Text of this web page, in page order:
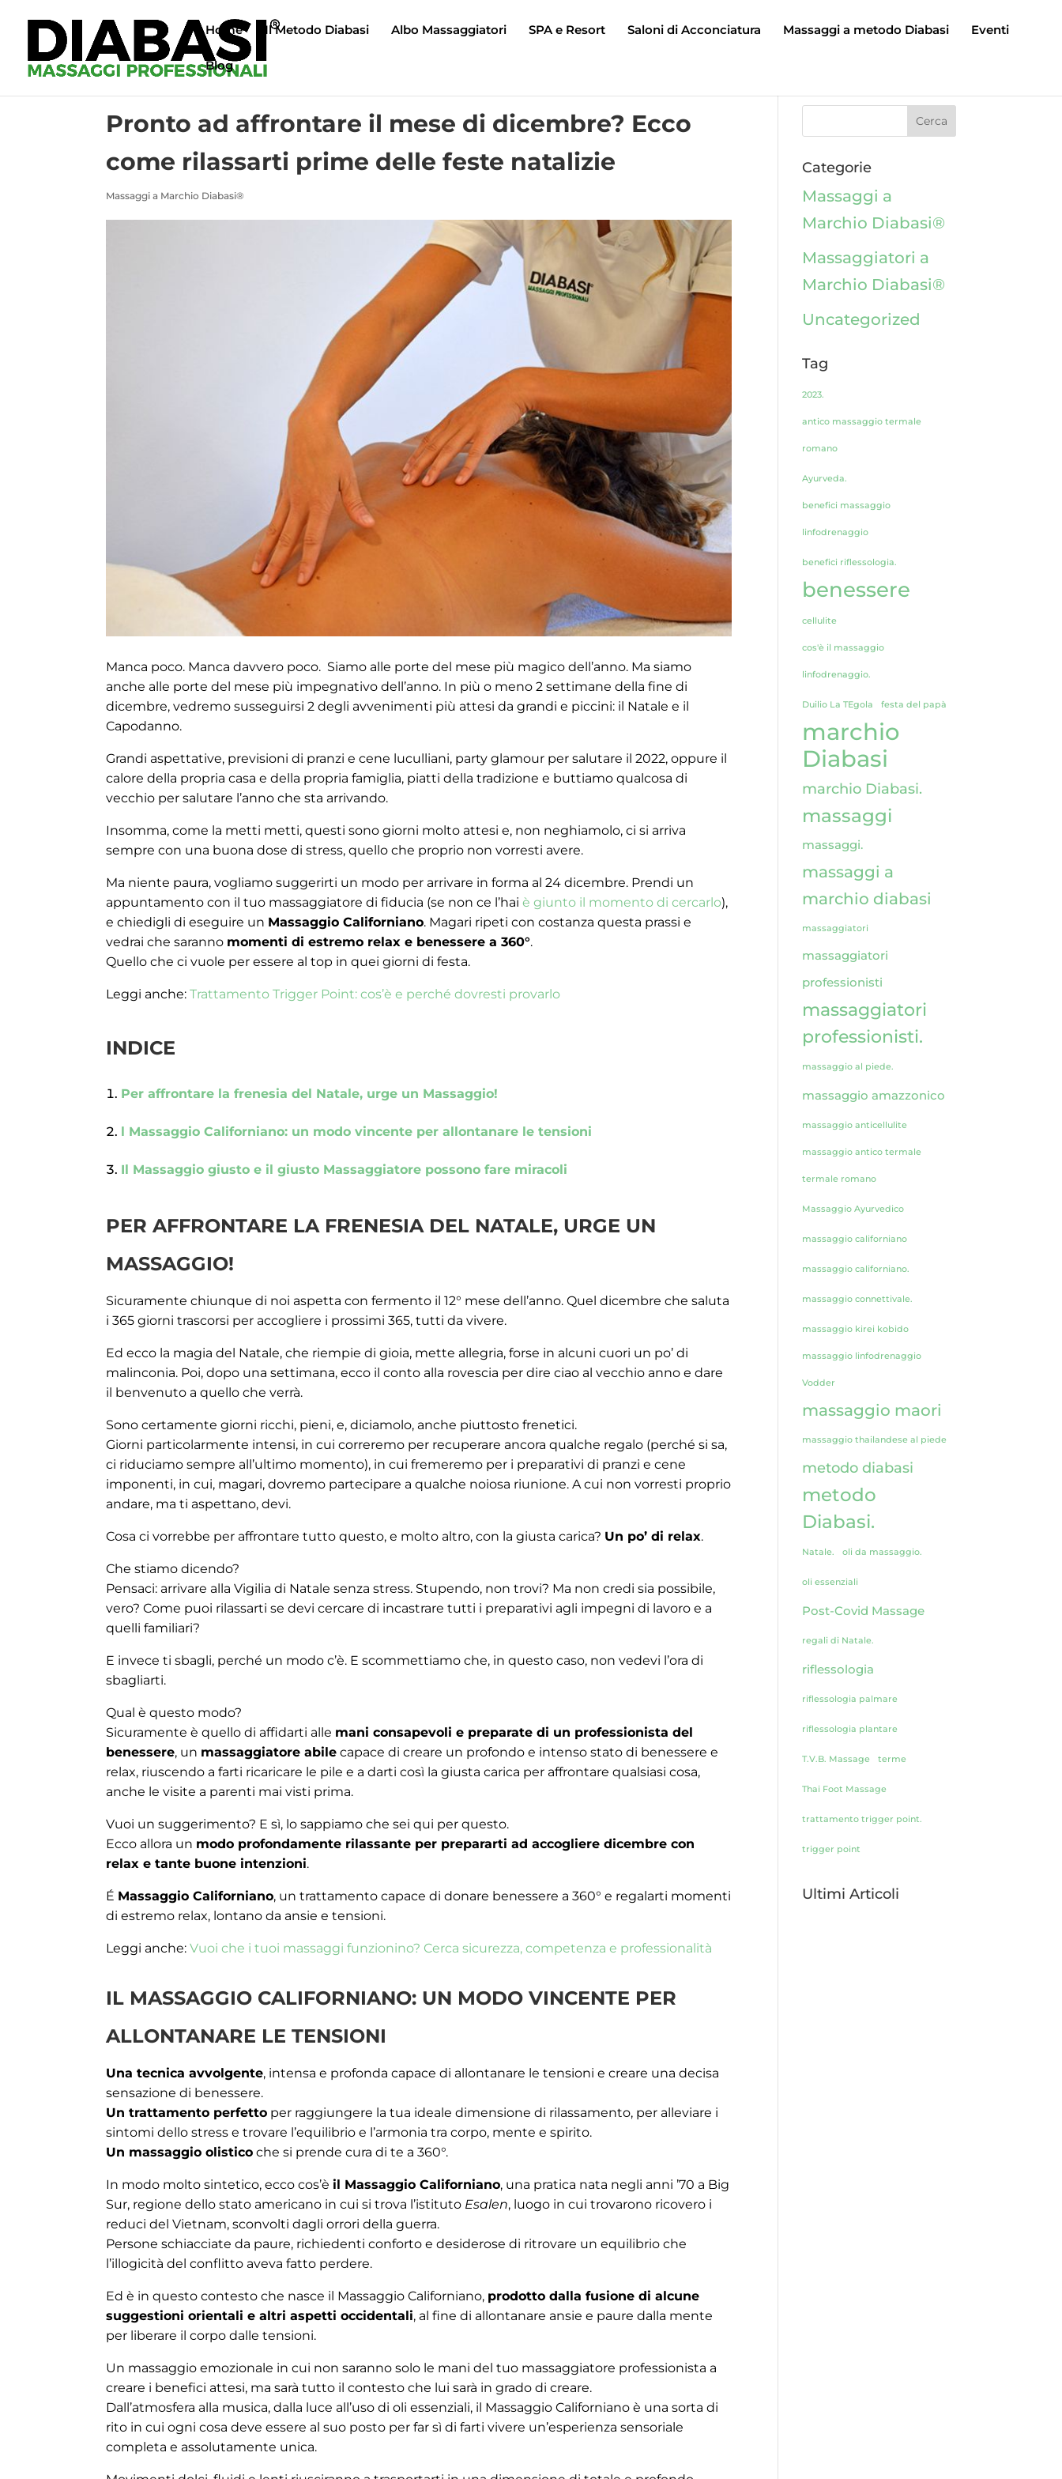
Home Il Metodo Diabasi Albo Massaggiatori SPA e Resort Saloni di Acconciatura Massaggi a metodo Diabasi Eventi
Blog
Pronto ad affrontare il mese di dicembre? Ecco
come rilassarti prime delle feste natalizie
Massaggi a Marchio Diabasi®
Manca poco. Manca davvero poco. Siamo alle porte del mese più magico dell’anno. Ma siamo
anche alle porte del mese più impegnativo dell’anno. In più o meno 2 settimane della fine di
dicembre, vedremo susseguirsi 2 degli avvenimenti più attesi da grandi e piccini: il Natale e il
Capodanno.
Grandi aspettative, previsioni di pranzi e cene luculliani, party glamour per salutare il 2022, oppure il
calore della propria casa e della propria famiglia, piatti della tradizione e buttiamo qualcosa di
vecchio per salutare l’anno che sta arrivando.
Insomma, come la metti metti, questi sono giorni molto attesi e, non neghiamolo, ci si arriva
sempre con una buona dose di stress, quello che proprio non vorresti avere.
Ma niente paura, vogliamo suggerirti un modo per arrivare in forma al 24 dicembre. Prendi un
appuntamento con il tuo massaggiatore di fiducia (se non ce l’haiè giunto il momento di cercarlo),
e chiedigli di eseguire un Massaggio Californiano. Magari ripeti con costanza questa prassi e
vedrai che saranno momenti di estremo relax e benessere a 360°.
Quello che ci vuole per essere al top in quei giorni di festa.
Leggi anche:Trattamento Trigger Point: cos’è e perché dovresti provarlo
INDICE
Per affrontare la frenesia del Natale, urge un Massaggio!
l Massaggio Californiano: un modo vincente per allontanare le tensioni
Il Massaggio giusto e il giusto Massaggiatore possono fare miracoli
PER AFFRONTARE LA FRENESIA DEL NATALE, URGE UN
MASSAGGIO!
Sicuramente chiunque di noi aspetta con fermento il 12° mese dell’anno. Quel dicembre che saluta
i 365 giorni trascorsi per accogliere i prossimi 365, tutti da vivere.
Ed ecco la magia del Natale, che riempie di gioia, mette allegria, forse in alcuni cuori un po’ di
malinconia. Poi, dopo una settimana, ecco il conto alla rovescia per dire ciao al vecchio anno e dare
il benvenuto a quello che verrà.
Sono certamente giorni ricchi, pieni, e, diciamolo, anche piuttosto frenetici.
Giorni particolarmente intensi, in cui correremo per recuperare ancora qualche regalo (perché si sa,
ci riduciamo sempre all’ultimo momento), in cui fremeremo per i preparativi di pranzi e cene
imponenti, in cui, magari, dovremo partecipare a qualche noiosa riunione. A cui non vorresti proprio
andare, ma ti aspettano, devi.
Cosa ci vorrebbe per affrontare tutto questo, e molto altro, con la giusta carica? Un po’ di relax.
Che stiamo dicendo?
Pensaci: arrivare alla Vigilia di Natale senza stress. Stupendo, non trovi? Ma non credi sia possibile,
vero? Come puoi rilassarti se devi cercare di incastrare tutti i preparativi agli impegni di lavoro e a
quelli familiari?
E invece ti sbagli, perché un modo c’è. E scommettiamo che, in questo caso, non vedevi l’ora di
sbagliarti.
Qual è questo modo?
Sicuramente è quello di affidarti alle mani consapevoli e preparate di un professionista del
benessere, un massaggiatore abile capace di creare un profondo e intenso stato di benessere e
relax, riuscendo a farti ricaricare le pile e a darti così la giusta carica per affrontare qualsiasi cosa,
anche le visite a parenti mai visti prima.
Vuoi un suggerimento? E sì, lo sappiamo che sei qui per questo.
Ecco allora un modo profondamente rilassante per prepararti ad accogliere dicembre con
relax e tante buone intenzioni.
É Massaggio Californiano, un trattamento capace di donare benessere a 360° e regalarti momenti
di estremo relax, lontano da ansie e tensioni.
Leggi anche:Vuoi che i tuoi massaggi funzionino? Cerca sicurezza, competenza e professionalità
IL MASSAGGIO CALIFORNIANO: UN MODO VINCENTE PER
ALLONTANARE LE TENSIONI
Una tecnica avvolgente, intensa e profonda capace di allontanare le tensioni e creare una decisa
sensazione di benessere.
Un trattamento perfetto per raggiungere la tua ideale dimensione di rilassamento, per alleviare i
sintomi dello stress e trovare l’equilibrio e l’armonia tra corpo, mente e spirito.
Un massaggio olistico che si prende cura di te a 360°.
In modo molto sintetico, ecco cos’è il Massaggio Californiano, una pratica nata negli anni ’70 a Big
Sur, regione dello stato americano in cui si trova l’istituto Esalen, luogo in cui trovarono ricovero i
reduci del Vietnam, sconvolti dagli orrori della guerra.
Persone schiacciate da paure, richiedenti conforto e desiderose di ritrovare un equilibrio che
l’illogicità del conflitto aveva fatto perdere.
Ed è in questo contesto che nasce il Massaggio Californiano, prodotto dalla fusione di alcune
suggestioni orientali e altri aspetti occidentali, al fine di allontanare ansie e paure dalla mente
per liberare il corpo dalle tensioni.
Un massaggio emozionale in cui non saranno solo le mani del tuo massaggiatore professionista a
creare i benefici attesi, ma sarà tutto il contesto che lui sarà in grado di creare.
Dall’atmosfera alla musica, dalla luce all’uso di oli essenziali, il Massaggio Californiano è una sorta di
rito in cui ogni cosa deve essere al suo posto per far sì di farti vivere un’esperienza sensoriale
completa e assolutamente unica.
Categorie
Massaggi a
Marchio Diabasi®
Massaggiatori a
Marchio Diabasi®
Uncategorized
Tag
2023.
antico massaggio termale
romano
Ayurveda.
benefici massaggio
linfodrenaggio
benefici riflessologia.
benessere
cellulite
cos'è il massaggio
linfodrenaggio.
Duilio La TEgola festa del papà
marchio
Diabasi
marchio Diabasi.
massaggi
massaggi.
massaggi a
marchio diabasi
massaggiatori
massaggiatori
professionisti
massaggiatori
professionisti.
massaggio al piede.
massaggio amazzonico
massaggio anticellulite
massaggio antico termale
termale romano
Massaggio Ayurvedico
massaggio californiano
massaggio californiano.
massaggio connettivale.
massaggio kirei kobido
massaggio linfodrenaggio
Vodder
massaggio maori
massaggio thailandese al piede
metodo diabasi
metodo
Diabasi.
Natale. oli da massaggio.
oli essenziali
Post-Covid Massage
regali di Natale.
riflessologia
riflessologia palmare
riflessologia plantare
T.V.B. Massage terme
Thai Foot Massage
trattamento trigger point.
trigger point
Ultimi Articoli